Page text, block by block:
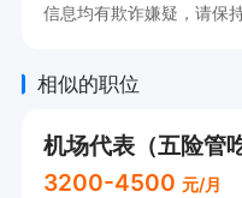
信息均有欺诈嫌疑，请保
相似的职位
机场代表（五险管
3200-4500 元/月